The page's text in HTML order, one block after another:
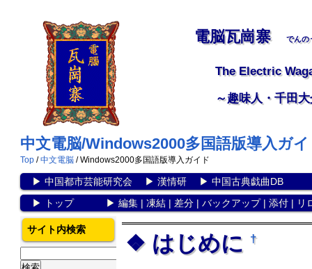
電脳瓦崗寨 でんの
The Electric
～趣味人・千田
中文電脳/Windows2000多国語版導入ガ
Top /中文電脳 / Windows2000多国語版導入ガイド
▶ 中国都市芸能研究会▶ 漢情研▶ 中国古典戯曲DB
▶
トップ▶ 編集| 凍結| 差分| バックアップ| 添付| リ
はじめに †
サイト内検索